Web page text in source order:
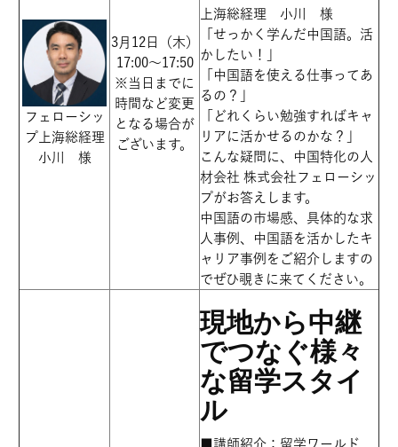
フェローシッ
プ上海総経理
小川 様
3月12日（木）
17:00～17:50
※当日までに
時間など変更
となる場合が
ございます。
上海総経理 小川 様
「せっかく学んだ中国語。活
かしたい！」
「中国語を使える仕事ってあ
るの？」
「どれくらい勉強すればキャ
リアに活かせるのかな？」
こんな疑問に、中国特化の人
材会社 株式会社フェローシッ
プがお答えします。
中国語の市場感、具体的な求
人事例、中国語を活かしたキ
ャリア事例をご紹介しますの
でぜひ覗きに来てください。
現地から中継
でつなぐ様々
な留学スタイ
ル
■講師紹介：留学ワールド